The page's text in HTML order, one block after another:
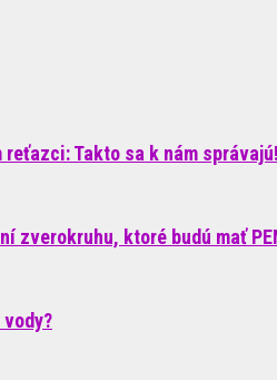
Takto sa k nám správajú!
zverokruhu, ktoré budú mať